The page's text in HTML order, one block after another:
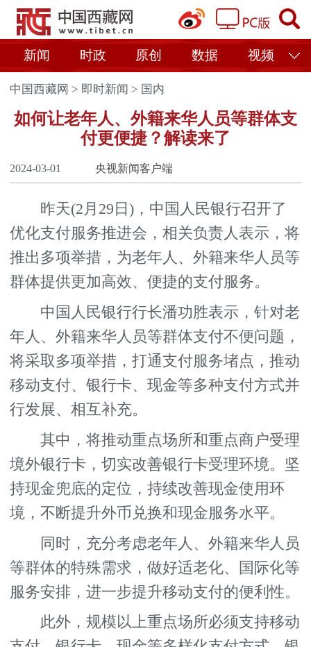
新闻 时政 原创 数据 视频
中国西藏网 > 即时新闻 > 国内
如何让老年人、外籍来华人员等群体支
付更便捷？解读来了
2024-03-01 央视新闻客户端
昨天(2月29日)，中国人民银行召开了
优化支付服务推进会，相关负责人表示，将
推出多项举措，为老年人、外籍来华人员等
群体提供更加高效、便捷的支付服务。
中国人民银行行长潘功胜表示，针对老
年人、外籍来华人员等群体支付不便问题，
将采取多项举措，打通支付服务堵点，推动
移动支付、银行卡、现金等多种支付方式并
行发展、相互补充。
其中，将推动重点场所和重点商户受理
境外银行卡，切实改善银行卡受理环境。坚
持现金兜底的定位，持续改善现金使用环
境，不断提升外币兑换和现金服务水平。
同时，充分考虑老年人、外籍来华人员
等群体的特殊需求，做好适老化、国际化等
服务安排，进一步提升移动支付的便利性。
此外，规模以上重点场所必须支持移动